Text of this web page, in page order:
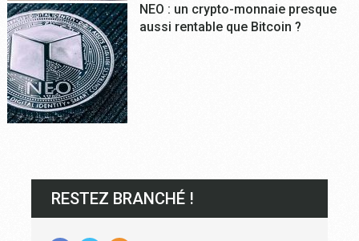
NEO : un crypto-monnaie presque
aussi rentable que Bitcoin ?
RESTEZ BRANCHÉ !